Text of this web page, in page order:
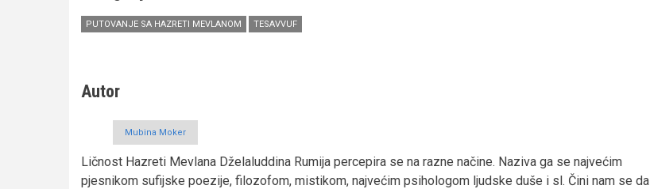
PUTOVANJE SA HAZRETI MEVLANOM TESAVVUF
Autor
Mubina Moker
Ličnost Hazreti Mevlana Dželaluddina Rumija percepira se na razne načine. Naziva ga se najvećim
pjesnikom sufijske poezije, filozofom, mistikom, najvećim psihologom ljudske duše i sl. Čini nam se da